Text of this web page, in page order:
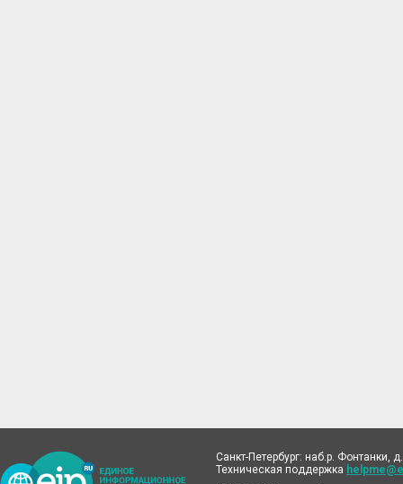
Санкт-Петербург: наб.р. Фонтанки,
Техническая поддержка